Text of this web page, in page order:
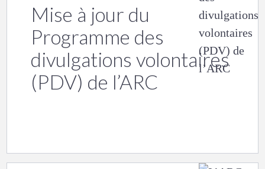
Mise à jour du
Programme des
divulgations volontaires
(PDV) de l’ARC